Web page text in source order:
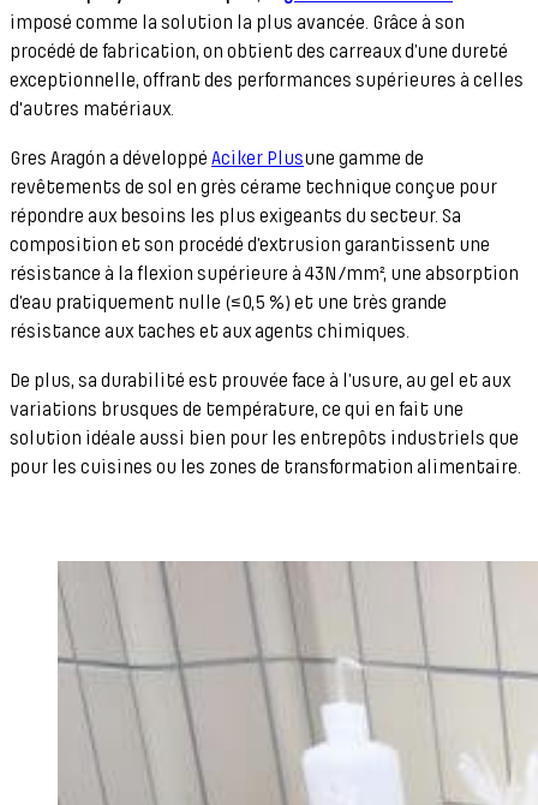
imposé comme la solution la plus avancée. Grâce à son
procédé de fabrication, on obtient des carreaux d’une dureté
exceptionnelle, offrant des performances supérieures à celles
d'autres matériaux.
Gres Aragón a développé Aciker Plusune gamme de
revêtements de sol en grès cérame technique conçue pour
répondre aux besoins les plus exigeants du secteur. Sa
composition et son procédé d’extrusion garantissent une
résistance à la flexion supérieure à 43N/mm², une absorption
d’eau pratiquement nulle (≤0,5 %) et une très grande
résistance aux taches et aux agents chimiques.
De plus, sa durabilité est prouvée face à l’usure, au gel et aux
variations brusques de température, ce qui en fait une
solution idéale aussi bien pour les entrepôts industriels que
pour les cuisines ou les zones de transformation alimentaire.